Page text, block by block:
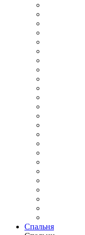
Спальня